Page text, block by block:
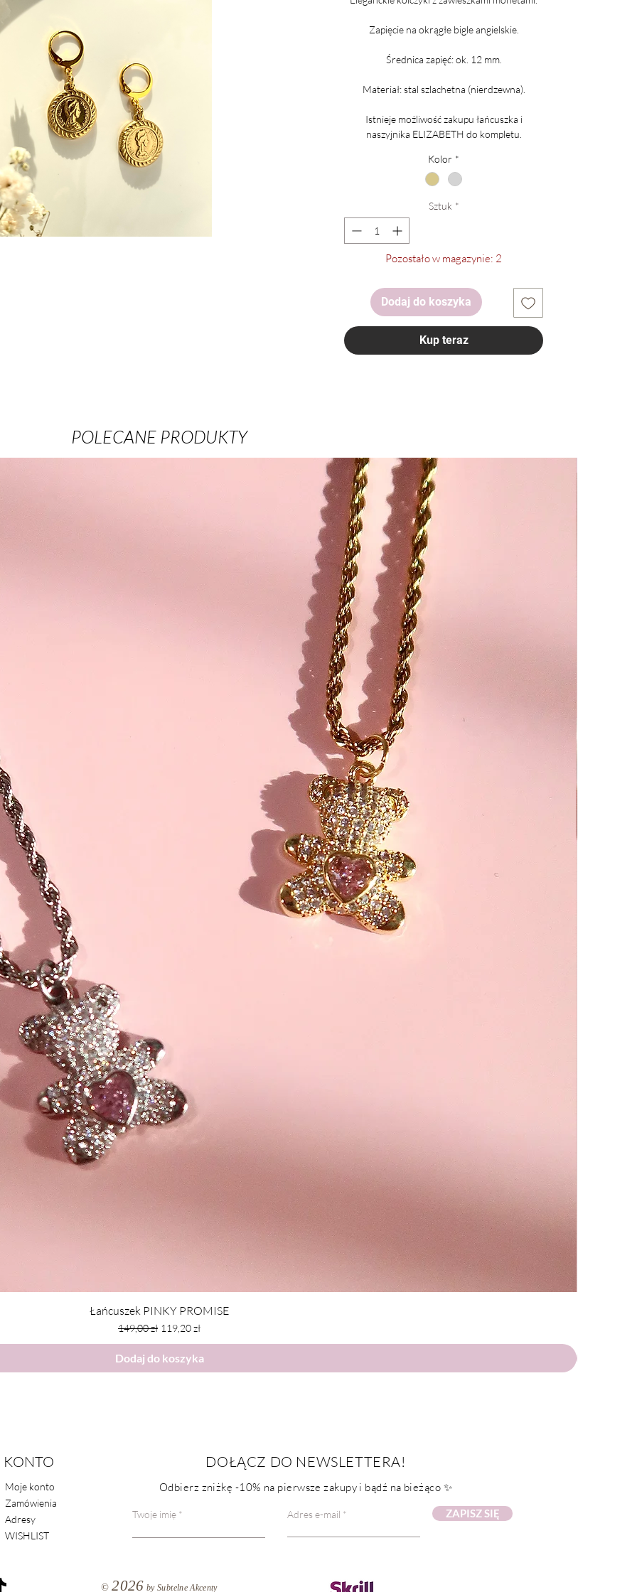
Zapięcie na okrągłe bigle angielskie.
Średnica zapięć: ok. 12 mm.
Materiał: stal szlachetna (nierdzewna).
Istnieje możliwość zakupu łańcuszka i
naszyjnika ELIZABETH do kompletu.
Kolor *
Sztuk *
Pozostało w magazynie: 2
Dodaj do koszyka
Kup teraz
POLECANE PRODUKTY
Łańcuszek PINKY PROMISE
Regularna cena
149,00 zł Cena rabatowa
119,20 zł
Dodaj do koszyka
KONTO
Moje konto
Zamówienia
Adresy
WISHLIST
DOŁĄCZ DO NEWSLETTERA!
Odbierz zniżkę -10% na pierwsze zakupy i bądź na bieżąco ✨
Twoje imię Adres e-mail ZAPISZ SIĘ
© 2026 by Subtelne Akcenty